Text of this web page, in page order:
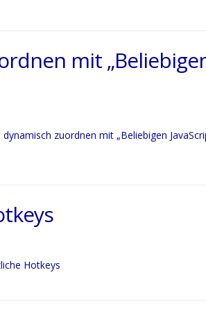
mit
zuordnen mit „Beliebigen
Hotkeys